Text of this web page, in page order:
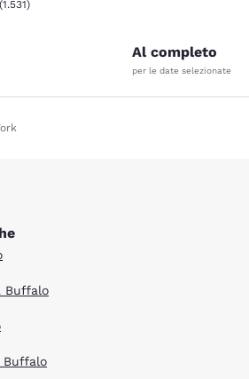
(1.531)
Al completo
per le date selezionate
Buffalo
Buffalo